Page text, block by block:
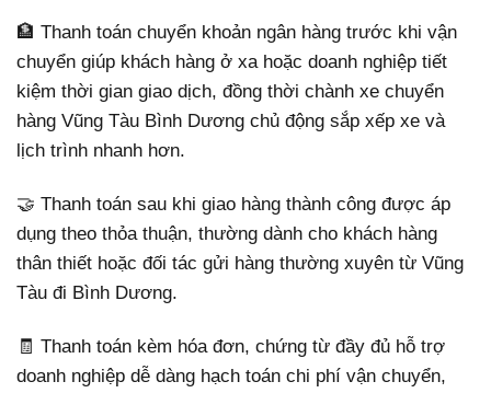
🏦 Thanh toán chuyển khoản ngân hàng trước khi vận
chuyển giúp khách hàng ở xa hoặc doanh nghiệp tiết
kiệm thời gian giao dịch, đồng thời chành xe chuyển
hàng Vũng Tàu Bình Dương chủ động sắp xếp xe và
lịch trình nhanh hơn.
🤝 Thanh toán sau khi giao hàng thành công được áp
dụng theo thỏa thuận, thường dành cho khách hàng
thân thiết hoặc đối tác gửi hàng thường xuyên từ Vũng
Tàu đi Bình Dương.
🧾 Thanh toán kèm hóa đơn, chứng từ đầy đủ hỗ trợ
doanh nghiệp dễ dàng hạch toán chi phí vận chuyển,